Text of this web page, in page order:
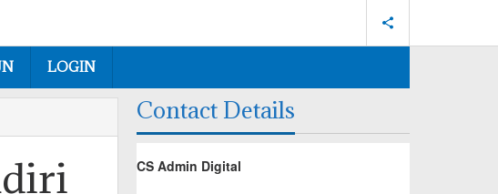
LOGIN
Contact Details
CS Admin Digital